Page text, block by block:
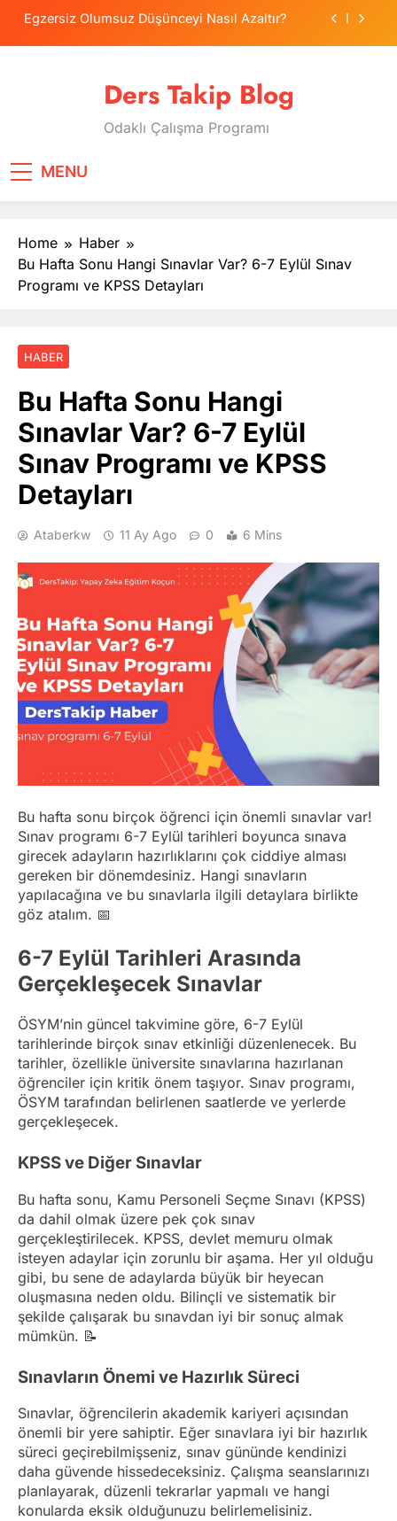
SkipEgzersiz Olumsuz Düşünceyi Nasıl Azaltır?
Tercih Stresinde Veliler Çocuğa Nasıl Destek
Tekrarlama Zorlantısı: Neden Geçmişi
Egzersiz Olumsuz Düşünceyi Nasıl Azaltır?
Psikolojide Sistematik Duyarsızlaştırma
Tercih Stresinde Veliler Çocuğa Nasıl Destek
Olur?
Ders Takip Blog
Odaklı Çalışma Programı
MENU
Home
Haber
Bu Hafta Sonu Hangi Sınavlar Var? 6-7 Eylül Sınav
Programı ve KPSS Detayları
HABER
Bu Hafta Sonu Hangi
Sınavlar Var? 6-7 Eylül
Sınav Programı ve KPSS
Detayları
Ataberkw 11 Ay Ago 0 6 Mins
Bu hafta sonu birçok öğrenci için önemli sınavlar var!
Sınav programı 6-7 Eylül tarihleri boyunca sınava
girecek adayların hazırlıklarını çok ciddiye alması
gereken bir dönemdesiniz. Hangi sınavların
yapılacağına ve bu sınavlarla ilgili detaylara birlikte
göz atalım. 📅
6-7 Eylül Tarihleri Arasında
Gerçekleşecek Sınavlar
ÖSYM’nin güncel takvimine göre, 6-7 Eylül
tarihlerinde birçok sınav etkinliği düzenlenecek. Bu
tarihler, özellikle üniversite sınavlarına hazırlanan
öğrenciler için kritik önem taşıyor. Sınav programı,
ÖSYM tarafından belirlenen saatlerde ve yerlerde
gerçekleşecek.
KPSS ve Diğer Sınavlar
Bu hafta sonu, Kamu Personeli Seçme Sınavı (KPSS)
da dahil olmak üzere pek çok sınav
gerçekleştirilecek. KPSS, devlet memuru olmak
isteyen adaylar için zorunlu bir aşama. Her yıl olduğu
gibi, bu sene de adaylarda büyük bir heyecan
oluşmasına neden oldu. Bilinçli ve sistematik bir
şekilde çalışarak bu sınavdan iyi bir sonuç almak
mümkün. 📝
Sınavların Önemi ve Hazırlık Süreci
Sınavlar, öğrencilerin akademik kariyeri açısından
önemli bir yere sahiptir. Eğer sınavlara iyi bir hazırlık
süreci geçirebilmişseniz, sınav gününde kendinizi
daha güvende hissedeceksiniz. Çalışma seanslarınızı
planlayarak, düzenli tekrarlar yapmalı ve hangi
konularda eksik olduğunuzu belirlemelisiniz.